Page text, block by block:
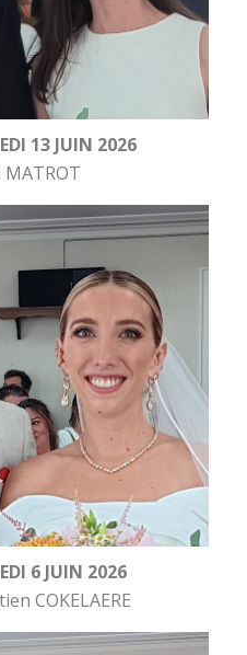
13 JUIN 2026
6 JUIN 2026
COKELAERE